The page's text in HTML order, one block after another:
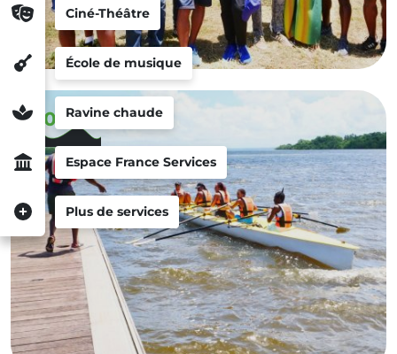
Ciné-Théâtre
École de musique
Ravine chaude
Espace France Services
Plus de services
2025